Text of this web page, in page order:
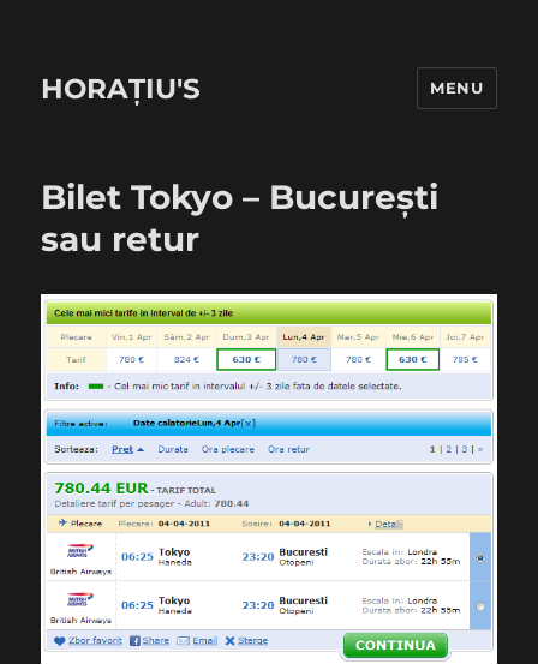
HORAȚIU'S MENU
Bilet Tokyo – București
sau retur